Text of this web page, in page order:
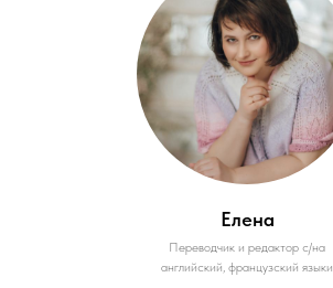
Елена
Переводчик и редактор с/на
английский, французский языки